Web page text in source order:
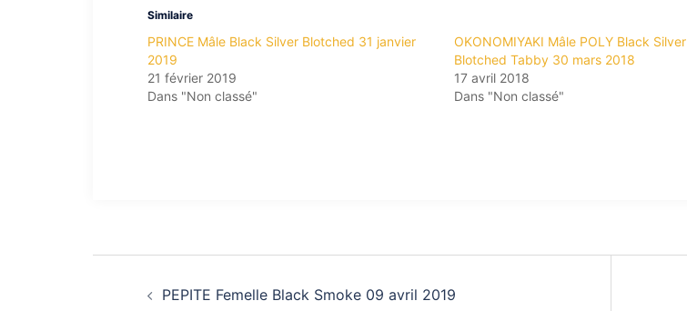
Similaire
PRINCE Mâle Black Silver Blotched 31 janvier
2019
21 février 2019
Dans "Non classé"
OKONOMIYAKI Mâle POLY Black Silver
Blotched Tabby 30 mars 2018
17 avril 2018
Dans "Non classé"
PEPITE Femelle Black Smoke 09 avril 2019